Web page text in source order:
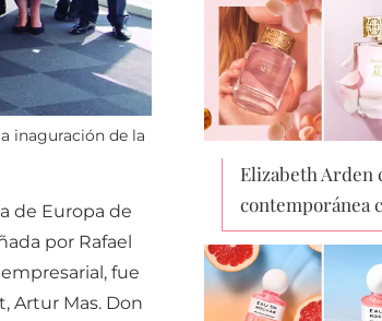
inaguración de la
de Europa de
por Rafael
fue
Artur Mas. Don
Elizabeth Arden
contemporánea